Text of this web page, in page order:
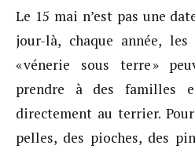
Le 15 mai n’est pas une
jour-là, chaque année, les
« vénerie sous terre »
prendre à des familles
directement au terrier.
pelles, des pioches, des